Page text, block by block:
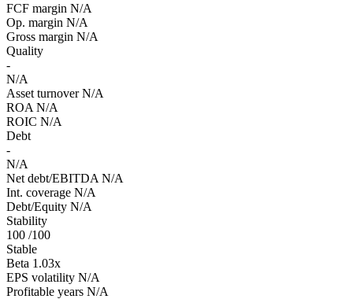
FCF margin N/A
Op. margin N/A
Gross margin N/A
Quality
-
N/A
Asset turnover N/A
ROA N/A
ROIC N/A
Debt
-
N/A
Net debt/EBITDA N/A
Int. coverage N/A
Debt/Equity N/A
Stability
100 /100
Stable
Beta 1.03x
EPS volatility N/A
Profitable years N/A